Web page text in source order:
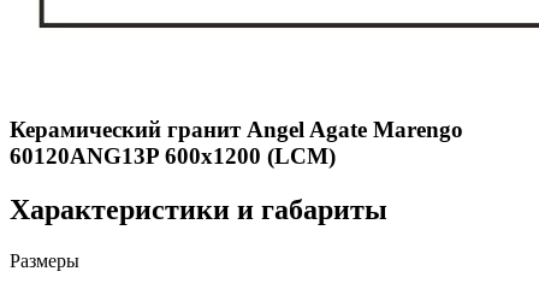
Керамический гранит Angel Agate Marengo
60120ANG13P 600x1200 (LCM)
Характеристики и габариты
Размеры